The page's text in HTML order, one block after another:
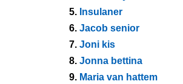
5. Insulaner
6. Jacob senior
7. Joni kis
8. Jonna bettina
9. Maria van hattem